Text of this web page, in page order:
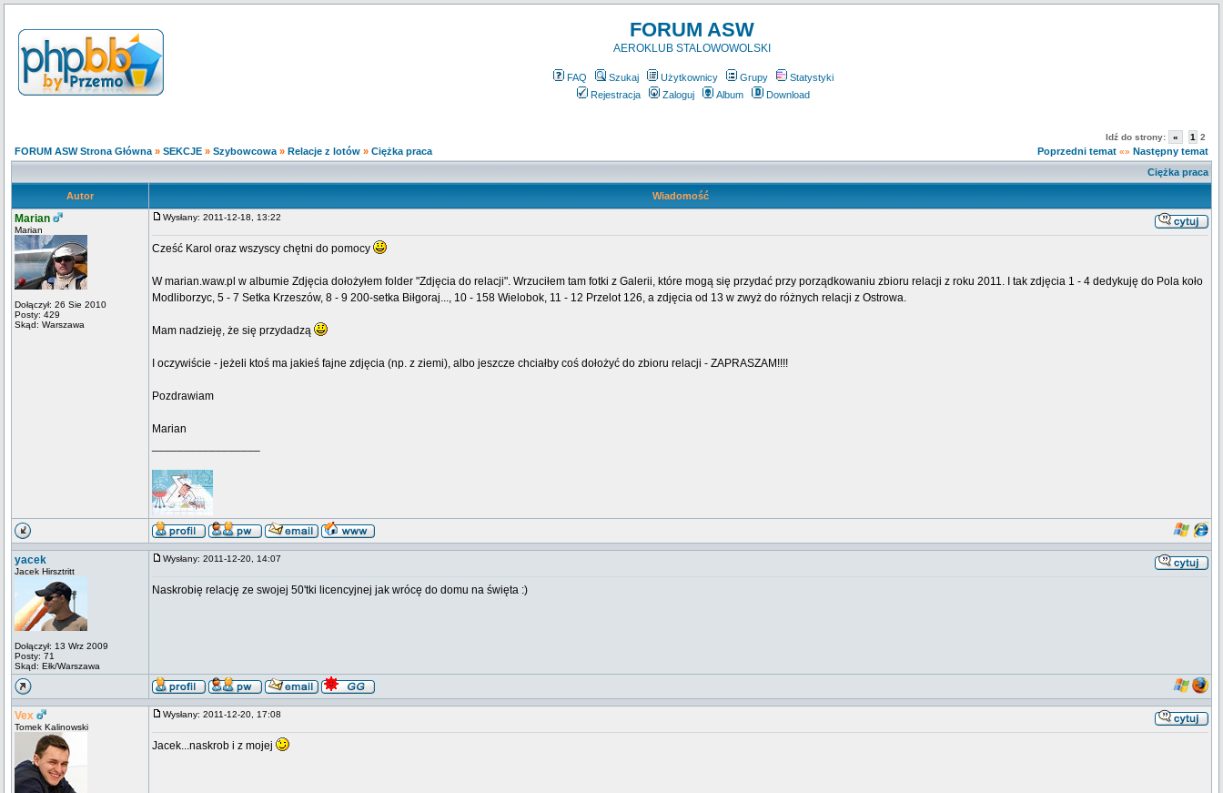
FORUM ASW
AEROKLUB STALOWOWOLSKI
FAQ Szukaj Użytkownicy Grupy
Statystyki
Rejestracja
Zaloguj Album Download
FORUM ASW Strona Główna » SEKCJE » Szybowcowa » Relacje z lotów » Ciężka praca
Idź do strony: « 1 2
Poprzedni temat «» Następny temat
Ciężka praca
Autor Wiadomość
Marian
Marian
Dołączył: 26 Sie 2010
Posty: 429
Skąd: Warszawa
Wysłany: 2011-12-18, 13:22
Cześć Karol oraz wszyscy chętni do pomocy
W marian.waw.pl w albumie Zdjęcia dołożyłem folder "Zdjęcia do relacji". Wrzuciłem tam fotki z Galerii, które mogą się przydać przy porządkowaniu zbioru relacji z roku 2011. I tak zdjęcia 1 - 4 dedykuję do Pola koło
Modliborzyc, 5 - 7 Setka Krzeszów, 8 - 9 200-setka Biłgoraj..., 10 - 158 Wielobok, 11 - 12 Przelot 126, a zdjęcia od 13 w zwyż do różnych relacji z Ostrowa.
Mam nadzieję, że się przydadzą
I oczywiście - jeżeli ktoś ma jakieś fajne zdjęcia (np. z ziemi), albo jeszcze chciałby coś dołożyć do zbioru relacji - ZAPRASZAM!!!!
Pozdrawiam
Marian
yacek
Jacek Hirsztritt
Dołączył: 13 Wrz 2009
Posty: 71
Skąd: Ełk/Warszawa
Wysłany: 2011-12-20, 14:07
Naskrobię relację ze swojej 50'tki licencyjnej jak wrócę do domu na święta :)
Vex
Tomek Kalinowski
Wysłany: 2011-12-20, 17:08
Jacek...naskrob i z mojej